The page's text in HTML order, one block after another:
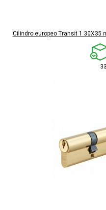
Cilindro europeo Transit 1 30X35